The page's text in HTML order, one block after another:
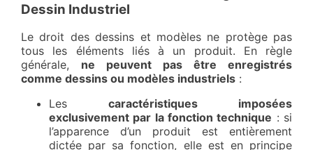
Dessin Industriel
Le droit des dessins et modèles ne protège pas
tous les éléments liés à un produit. En règle
générale, ne peuvent pas être enregistrés
comme dessins ou modèles industriels :
Les caractéristiques imposées
exclusivement par la fonction technique : si
l’apparence d’un produit est entièrement
dictée par sa fonction, elle est en principe